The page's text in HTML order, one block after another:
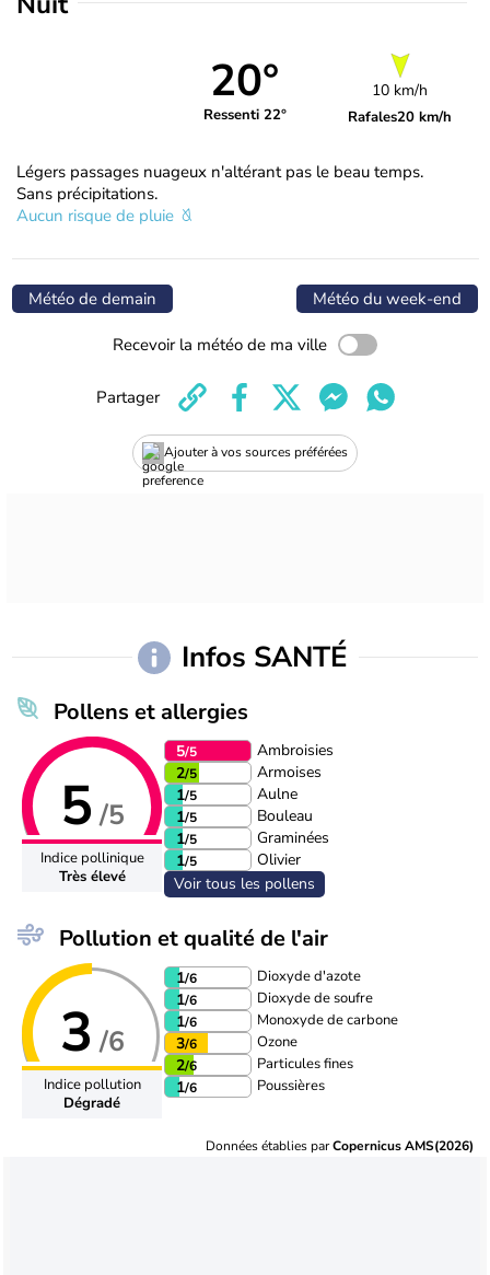
20°
Ressenti 22°
10 km/h
Rafales20 km/h
Légers passages nuageux n'altérant pas le beau temps.
Sans précipitations.
Aucun risque de pluie
Météo de demain Météo du week-end
Recevoir la météo de ma ville
Ajouter à vos sources préférées
Partager
Infos SANTÉ
Pollens et allergies
5 /5
Indice pollinique
Très élevé
5/5
Ambroisies
2/5
Armoises
1/5
Aulne
1/5
Bouleau
1/5
Graminées
1/5
Olivier
Voir tous les pollens
Pollution et qualité de l'air
3 /6
Indice pollution
Dégradé
1/6 Dioxyde d'azote
1/6 Dioxyde de soufre
1/6 Monoxyde de carbone
3/6 Ozone
2/6 Particules fines
1/6 Poussières
Données établies parCopernicus AMS(2026)